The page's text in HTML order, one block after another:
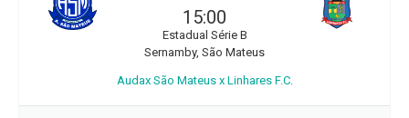
15:00
Estadual Série B
Sernamby, São Mateus
Audax São Mateus x Linhares F.C.